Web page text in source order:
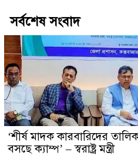
সর্বশেষ সংবাদ
‘শীর্ষ মাদক কারবারিদের
বসছে ক্যাম্প’ – স্বরাষ্ট্র মন্ত্রী